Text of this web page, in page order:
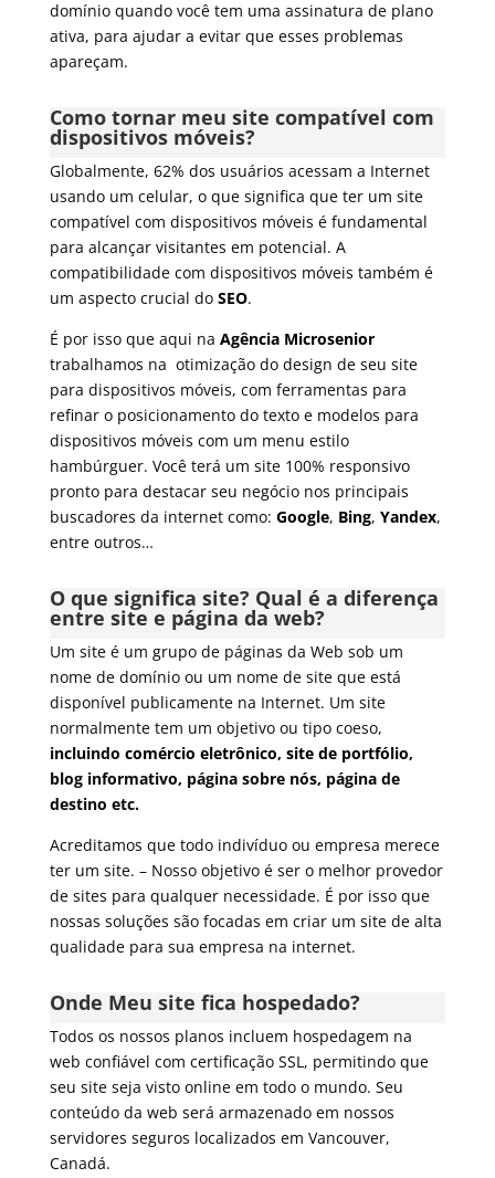
domínio quando você tem uma assinatura de plano
ativa, para ajudar a evitar que esses problemas
apareçam.
Como tornar meu site compatível com
dispositivos móveis?
Globalmente, 62% dos usuários acessam a Internet
usando um celular, o que significa que ter um site
compatível com dispositivos móveis é fundamental
para alcançar visitantes em potencial. A
compatibilidade com dispositivos móveis também é
um aspecto crucial do SEO.
É por isso que aqui na Agência Microsenior
trabalhamos na otimização do design de seu site
para dispositivos móveis, com ferramentas para
refinar o posicionamento do texto e modelos para
dispositivos móveis com um menu estilo
hambúrguer. Você terá um site 100% responsivo
pronto para destacar seu negócio nos principais
buscadores da internet como: Google, Bing, Yandex,
entre outros…
O que significa site? Qual é a diferença
entre site e página da web?
Um site é um grupo de páginas da Web sob um
nome de domínio ou um nome de site que está
disponível publicamente na Internet. Um site
normalmente tem um objetivo ou tipo coeso,
incluindo comércio eletrônico, site de portfólio,
blog informativo, página sobre nós, página de
destino etc.
Acreditamos que todo indivíduo ou empresa merece
ter um site. – Nosso objetivo é ser o melhor provedor
de sites para qualquer necessidade. É por isso que
nossas soluções são focadas em criar um site de alta
qualidade para sua empresa na internet.
Onde Meu site fica hospedado?
Todos os nossos planos incluem hospedagem na
web confiável com certificação SSL, permitindo que
seu site seja visto online em todo o mundo. Seu
conteúdo da web será armazenado em nossos
servidores seguros localizados em Vancouver,
Canadá.